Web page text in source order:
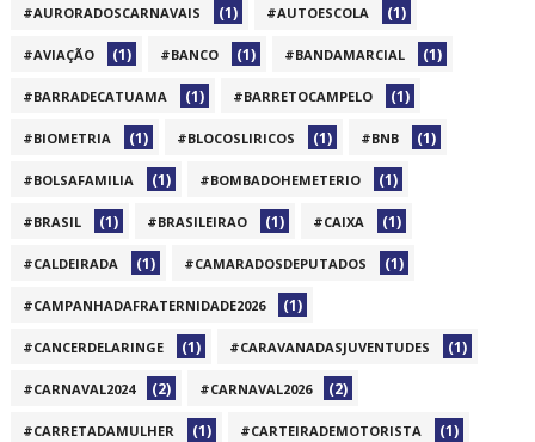
#AURORADOSCARNAVAIS (1) #AUTOESCOLA (1)
#AVIAÇÃO (1) #BANCO (1) #BANDAMARCIAL (1)
#BARRADECATUAMA (1) #BARRETOCAMPELO (1)
#BIOMETRIA (1) #BLOCOSLIRICOS (1) #BNB (1)
#BOLSAFAMILIA (1) #BOMBADOHEMETERIO (1)
#BRASIL (1) #BRASILEIRAO (1) #CAIXA (1)
#CALDEIRADA (1) #CAMARADOSDEPUTADOS (1)
#CAMPANHADAFRATERNIDADE2026 (1)
#CANCERDELARINGE (1) #CARAVANADASJUVENTUDES (1)
#CARNAVAL2024 (2) #CARNAVAL2026 (2)
#CARRETADAMULHER (1) #CARTEIRADEMOTORISTA (1)